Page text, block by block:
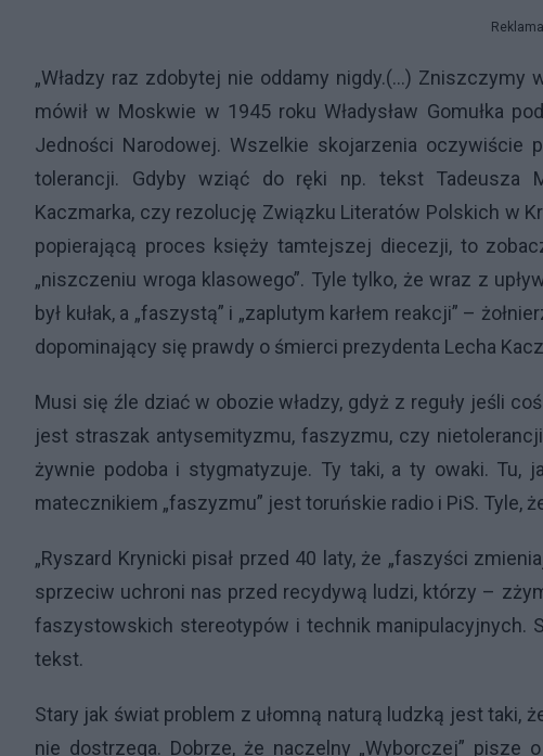
Reklama
„Władzy raz zdobytej nie oddamy nigdy.(…) Zniszczymy
mówił w Moskwie w 1945 roku Władysław Gomułka
Jedności Narodowej. Wszelkie skojarzenia oczywiście
tolerancji. Gdyby wziąć do ręki np. tekst Tadeusza
Kaczmarka, czy rezolucję Związku Literatów Polskich w
popierającą proces księży tamtejszej diecezji, to
„niszczeniu wroga klasowego”. Tyle tylko, że wraz z
był kułak, a „faszystą” i „zaplutym karłem reakcji” –
dopominający się prawdy o śmierci prezydenta Lecha
Musi się źle dziać w obozie władzy, gdyż z reguły jeśli
jest straszak antysemityzmu, faszyzmu, czy
żywnie podoba i stygmatyzuje. Ty taki, a ty owaki. Tu,
matecznikiem „faszyzmu” jest toruńskie radio i PiS. Tyle,
„Ryszard Krynicki pisał przed 40 laty, że „faszyści
sprzeciw uchroni nas przed recydywą ludzi, którzy –
faszystowskich stereotypów i technik manipulacyjnych.
tekst.
Stary jak świat problem z ułomną naturą ludzką jest taki,
nie dostrzega. Dobrze, że naczelny „Wyborczej” pisze